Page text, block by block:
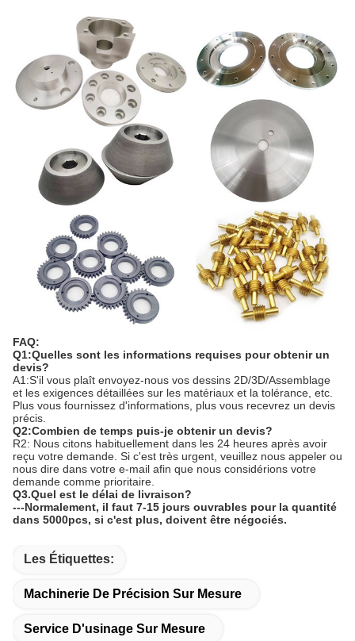
FAQ:
Q1:Quelles sont les informations requises pour obtenir un
devis?
A1:S'il vous plaît envoyez-nous vos dessins 2D/3D/Assemblage
et les exigences détaillées sur les matériaux et la tolérance, etc.
Plus vous fournissez d'informations, plus vous recevrez un devis
précis.
Q2:Combien de temps puis-je obtenir un devis?
R2: Nous citons habituellement dans les 24 heures après avoir
reçu votre demande. Si c'est très urgent, veuillez nous appeler ou
nous dire dans votre e-mail afin que nous considérions votre
demande comme prioritaire.
Q3.Quel est le délai de livraison?
---Normalement, il faut 7-15 jours ouvrables pour la quantité
dans 5000pcs, si c'est plus, doivent être négociés.
Les Étiquettes:
Machinerie De Précision Sur Mesure
Service D'usinage Sur Mesure